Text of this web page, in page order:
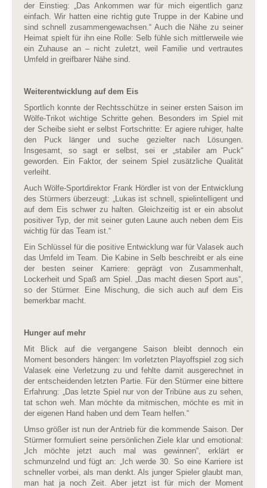
der Einstieg: „Das Ankommen war für mich eigentlich ganz
einfach. Wir hatten eine richtig gute Truppe in der Kabine und
sind schnell zusammengewachsen.“ Auch die Nähe zu seiner
Heimat spielt für ihn eine Rolle: Selb fühle sich mittlerweile wie
ein Zuhause an – nicht zuletzt, weil Familie und vertrautes
Umfeld in greifbarer Nähe sind.
Weiterentwicklung auf dem Eis
Sportlich konnte der Rechtsschütze in seiner ersten Saison im
Wölfe-Trikot wichtige Schritte gehen. Besonders im Spiel mit
der Scheibe sieht er selbst Fortschritte: Er agiere ruhiger, halte
den Puck länger und suche gezielter nach Lösungen.
Insgesamt, so sagt er selbst, sei er „stabiler am Puck“
geworden. Ein Faktor, der seinem Spiel zusätzliche Qualität
verleiht.
Auch Wölfe-Sportdirektor Frank Hördler ist von der Entwicklung
des Stürmers überzeugt: „Lukas ist schnell, spielintelligent und
auf dem Eis schwer zu halten. Gleichzeitig ist er ein absolut
positiver Typ, der mit seiner guten Laune auch neben dem Eis
wichtig für das Team ist.“
Ein Schlüssel für die positive Entwicklung war für Valasek auch
das Umfeld im Team. Die Kabine in Selb beschreibt er als eine
der besten seiner Karriere: geprägt von Zusammenhalt,
Lockerheit und Spaß am Spiel. „Das macht diesen Sport aus“,
so der Stürmer. Eine Mischung, die sich auch auf dem Eis
bemerkbar macht.
Hunger auf mehr
Mit Blick auf die vergangene Saison bleibt dennoch ein
Moment besonders hängen: Im vorletzten Playoffspiel zog sich
Valasek eine Verletzung zu und fehlte damit ausgerechnet in
der entscheidenden letzten Partie. Für den Stürmer eine bittere
Erfahrung: „Das letzte Spiel nur von der Tribüne aus zu sehen,
tat schon weh. Man möchte da mitmischen, möchte es mit in
der eigenen Hand haben und dem Team helfen.“
Umso größer ist nun der Antrieb für die kommende Saison. Der
Stürmer formuliert seine persönlichen Ziele klar und emotional:
„Ich möchte jetzt auch mal was gewinnen“, erklärt er
schmunzelnd und fügt an: „Ich werde 30. So eine Karriere ist
schneller vorbei, als man denkt. Als junger Spieler glaubt man,
man hat ja noch Zeit. Aber jetzt ist für mich der Moment